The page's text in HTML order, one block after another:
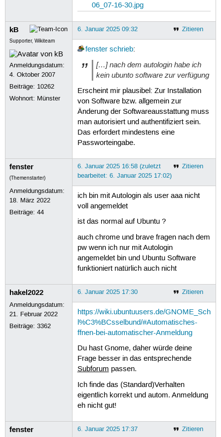
06_07-16-30.jpg
kB
Supporter, Wikiteam
Anmeldungsdatum:
4. Oktober 2007
Beiträge: 10262
Wohnort: Münster
Zitieren
6. Januar 2025 09:32
fenster schrieb:
[…] nach dem autologin habe ich
kein ubunto software zur verfügung
Erscheint mir plausibel: Zur Installation
von Software bzw. allgemein zur
Änderung der Softwareausstattung muss
man autorisiert und authentifiziert sein.
Das erfordert mindestens eine
Passworteingabe.
fenster
(Themenstarter)
Anmeldungsdatum:
18. März 2022
Beiträge:44
Zitieren
6. Januar 2025 16:58 (zuletzt
bearbeitet: 6. Januar 2025 17:02)
ich bin mit Autologin als user aaa nicht
voll angemeldet
ist das normal auf Ubuntu ?
auch chrome und brave fragen nach dem
pw wenn ich nur mit Autologin
angemeldet bin und Ubuntu Software
funktioniert natürlich auch nicht
hakel2022
Anmeldungsdatum:
21. Februar 2022
Beiträge:3362
Zitieren
6. Januar 2025 17:30
https://wiki.ubuntuusers.de/GNOME_Sch
l%C3%BCsselbund/#Automatisches-
ffnen-bei-automatischer-Anmeldung
Du hast Gnome, daher würde deine
Frage besser in das entsprechende
Subforum passen.
Ich finde das (Standard)Verhalten
eigentlich korrekt und autom. Anmeldung
eh nicht gut!
fenster Zitieren
6. Januar 2025 17:37